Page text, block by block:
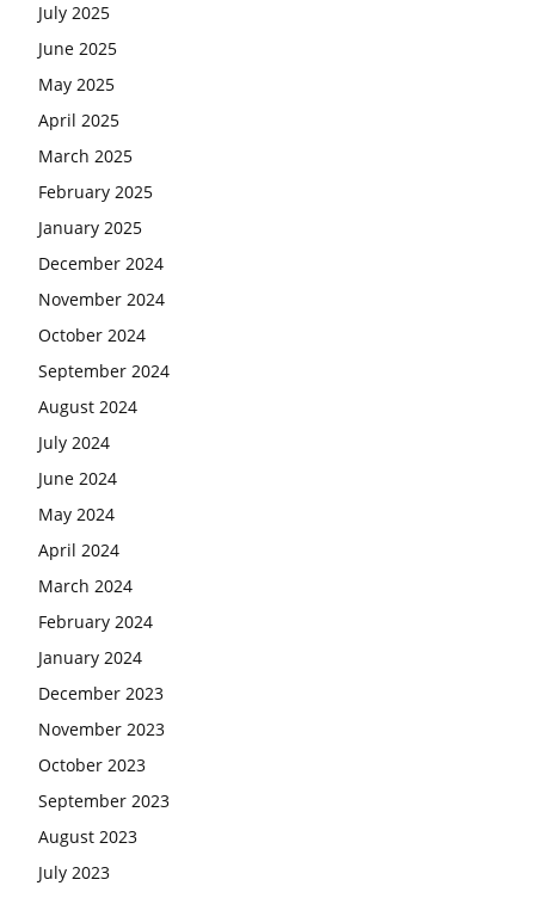
July 2025
June 2025
May 2025
April 2025
March 2025
February 2025
January 2025
December 2024
November 2024
October 2024
September 2024
August 2024
July 2024
June 2024
May 2024
April 2024
March 2024
February 2024
January 2024
December 2023
November 2023
October 2023
September 2023
August 2023
July 2023